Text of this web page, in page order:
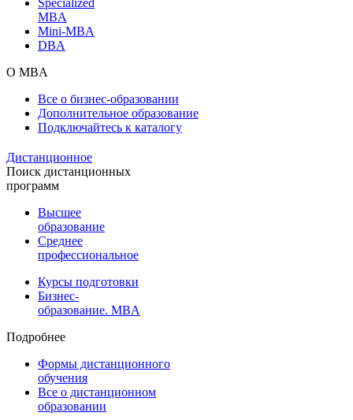
MBA
Mini-MBA
DBA
О MBA
Все о бизнес-образовании
Дополнительное образование
Подключайтесь к каталогу
Дистанционное
Поиск дистанционных
программ
Высшее
образование
Среднее
профессиональное
Курсы подготовки
Бизнес-
образование. MBA
Подробнее
Формы дистанционного
обучения
Все о дистанционном
образовании